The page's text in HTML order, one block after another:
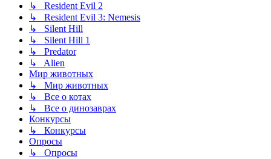
↳ Resident Evil 2
↳ Resident Evil 3: Nemesis
↳ Silent Hill
↳ Silent Hill 1
↳ Predator
↳ Alien
Мир животных
↳ Мир животных
↳ Все о котах
↳ Все о динозаврах
Конкурсы
↳ Конкурсы
Опросы
↳ Опросы